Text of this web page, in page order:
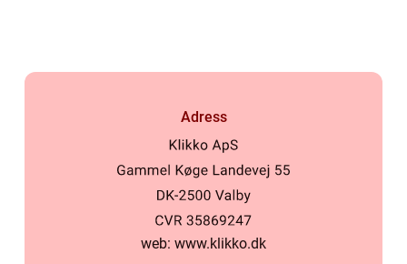
Adress
web: www.klikko.dk